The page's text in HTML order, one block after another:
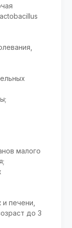
малого
печени,
до 3